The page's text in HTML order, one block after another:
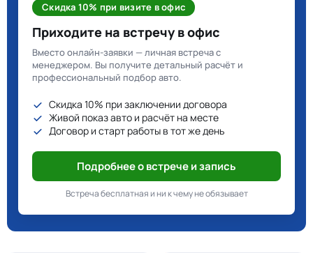
Скидка 10% при визите в офис
Приходите на встречу в офис
Вместо онлайн-заявки — личная встреча с
менеджером. Вы получите детальный расчёт и
профессиональный подбор авто.
Скидка 10% при заключении договора
Живой показ авто и расчёт на месте
Договор и старт работы в тот же день
Подробнее о встрече и запись
Встреча бесплатная и ни к чему не обязывает